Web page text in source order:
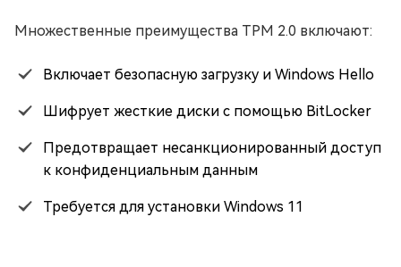
Множественные преимущества TPM 2.0 включают:
Включает безопасную загрузку и Windows Hello
Шифрует жесткие диски с помощью BitLocker
Предотвращает несанкционированный доступ
к конфиденциальным данным
Требуется для установки Windows 11